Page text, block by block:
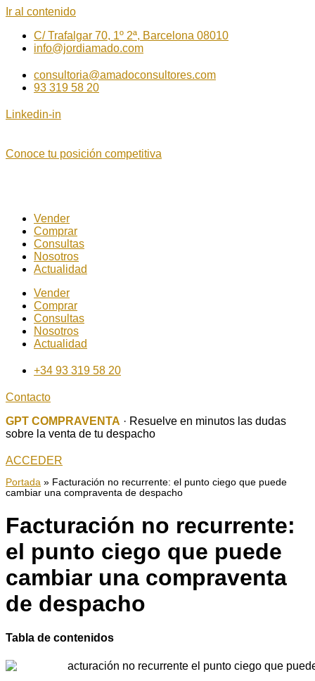
Ir al contenido
C/ Trafalgar 70, 1º 2ª, Barcelona 08010
info@jordiamado.com
consultoria@amadoconsultores.com
93 319 58 20
Linkedin-in
Conoce tu posición competitiva
Vender
Comprar
Consultas
Nosotros
Actualidad
Vender
Comprar
Consultas
Nosotros
Actualidad
+34 93 319 58 20
Contacto
GPT COMPRAVENTA · Resuelve en minutos las dudas
sobre la venta de tu despacho
ACCEDER
Portada » Facturación no recurrente: el punto ciego que puede
cambiar una compraventa de despacho
Facturación no recurrente:
el punto ciego que puede
cambiar una compraventa
de despacho
Tabla de contenidos